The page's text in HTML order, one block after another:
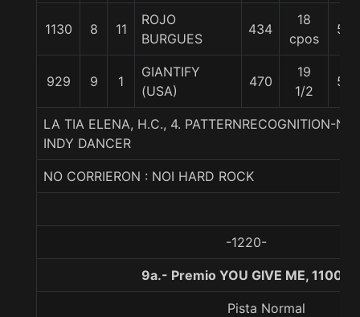
1130 8 11
ROJO
BURGUES
434
18
cpos
58
929 9 1
GIANTIFY
(USA)
470
19
1/2
58
LA TIA ELENA, H.C., 4. PATTERNRECOGNITION-
INDY DANCER
NO CORRIERON : NOI HARD ROCK
-1220-
9a.- Premio YOU GIVE ME, 1100
Pista Normal